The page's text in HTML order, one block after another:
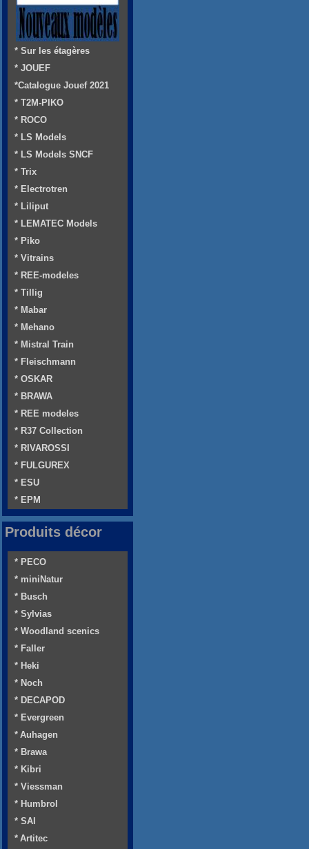
* Sur les étagères
* JOUEF
*Catalogue Jouef 2021
* T2M-PIKO
* ROCO
* LS Models
* LS Models SNCF
* Trix
* Electrotren
* Liliput
* LEMATEC Models
* Piko
* Vitrains
* REE-modeles
* Tillig
* Mabar
* Mehano
* Mistral Train
* Fleischmann
* OSKAR
* BRAWA
* REE modeles
* R37 Collection
* RIVAROSSI
* FULGUREX
* ESU
* EPM
Produits décor
* PECO
* miniNatur
* Busch
* Sylvias
* Woodland scenics
* Faller
* Heki
* Noch
* DECAPOD
* Evergreen
* Auhagen
* Brawa
* Kibri
* Viessman
* Humbrol
* SAI
* Artitec